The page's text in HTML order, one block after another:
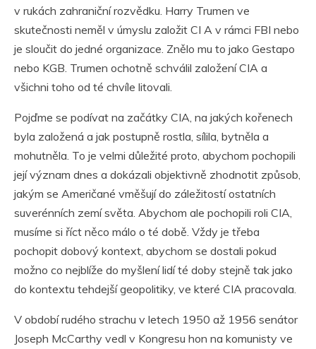
v rukách zahraniční rozvědku. Harry Trumen ve
skutečnosti neměl v úmyslu založit CI A v rámci FBI nebo
je sloučit do jedné organizace. Znělo mu to jako Gestapo
nebo KGB. Trumen ochotně schválil založení CIA a
všichni toho od té chvíle litovali.
Pojďme se podívat na začátky CIA, na jakých kořenech
byla založená a jak postupně rostla, sílila, bytněla a
mohutněla. To je velmi důležité proto, abychom pochopili
její význam dnes a dokázali objektivně zhodnotit způsob,
jakým se Američané vměšují do záležitostí ostatních
suverénních zemí světa. Abychom ale pochopili roli CIA,
musíme si říct něco málo o té době. Vždy je třeba
pochopit dobový kontext, abychom se dostali pokud
možno co nejblíže do myšlení lidí té doby stejně tak jako
do kontextu tehdejší geopolitiky, ve které CIA pracovala.
V období rudého strachu v letech 1950 až 1956 senátor
Joseph McCarthy vedl v Kongresu hon na komunisty ve